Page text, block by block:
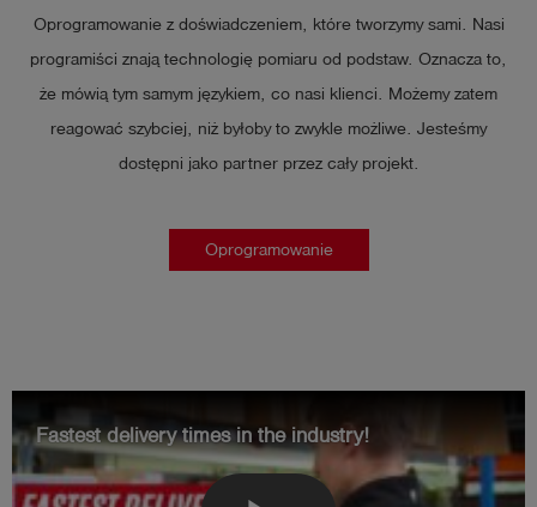
Oprogramowanie z doświadczeniem, które tworzymy sami. Nasi
programiści znają technologię pomiaru od podstaw. Oznacza to,
że mówią tym samym językiem, co nasi klienci. Możemy zatem
reagować szybciej, niż byłoby to zwykle możliwe. Jesteśmy
dostępni jako partner przez cały projekt.
Oprogramowanie
Fastest delivery times in the industry!